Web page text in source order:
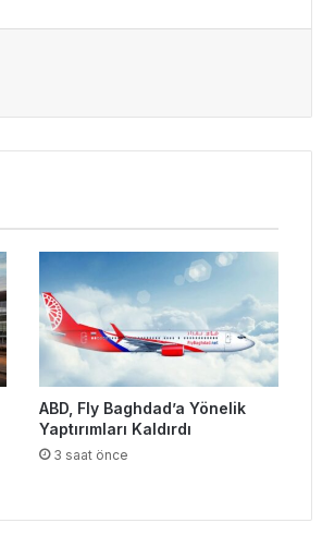
ABD, Fly Baghdad’a Yönelik
Yaptırımları Kaldırdı
3 saat önce